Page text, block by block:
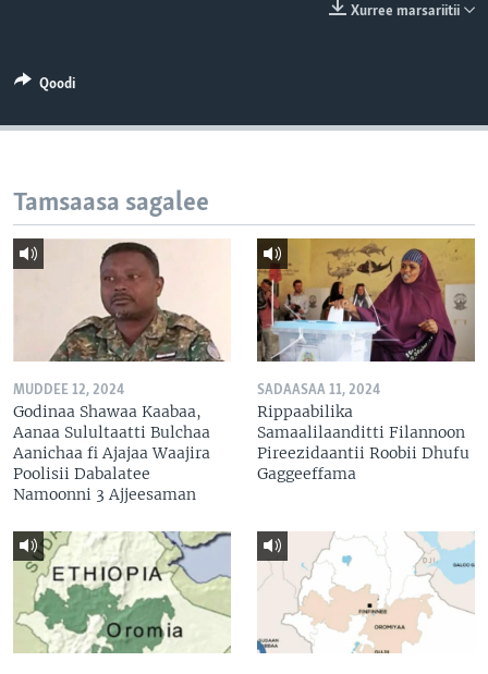
Xurree marsariitii
Qoodi
Tamsaasa sagalee
MUDDEE 12, 2024
Godinaa Shawaa Kaabaa,
Aanaa Sulultaatti Bulchaa
Aanichaa fi Ajajaa Waajira
Poolisii Dabalatee
Namoonni 3 Ajjeesaman
SADAASAA 11, 2024
Rippaabilika
Samaalilaanditti Filannoon
Pireezidaantii Roobii Dhufu
Gaggeeffama